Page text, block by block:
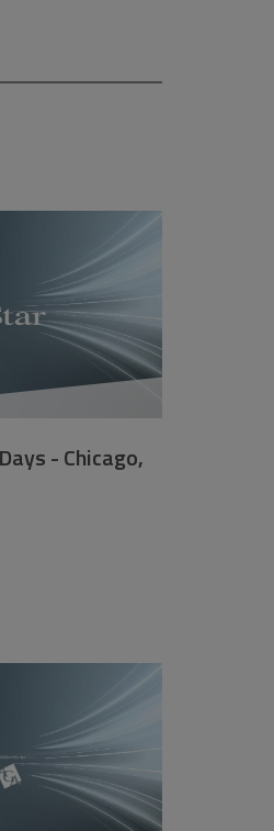
- Chicago,